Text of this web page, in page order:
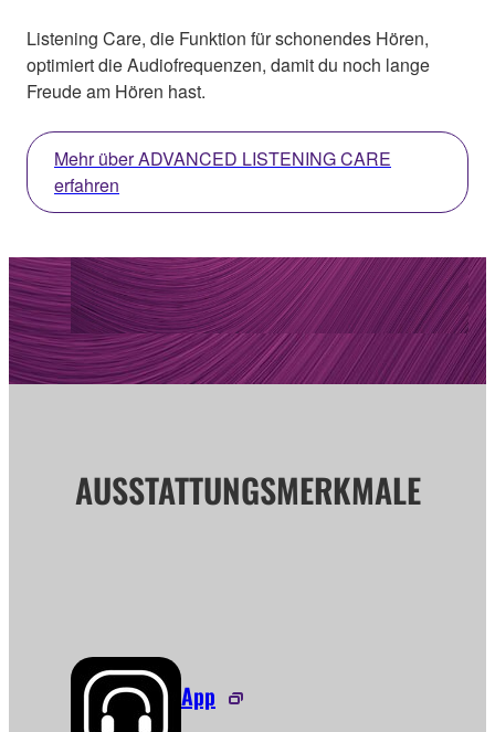
Listening Care, die Funktion für schonendes Hören,
optimiert die Audiofrequenzen, damit du noch lange
Freude am Hören hast.
Mehr über ADVANCED LISTENING CARE
erfahren
AUSSTATTUNGSMERKMALE
App